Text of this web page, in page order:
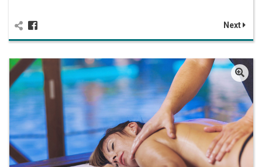
Next